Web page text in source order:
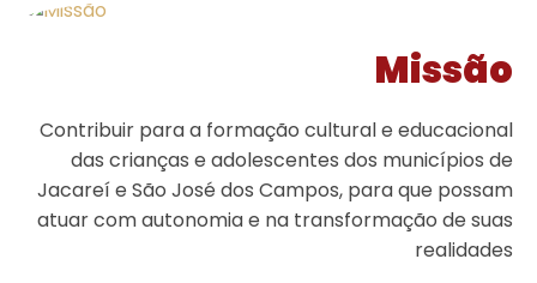
Missão
Contribuir para a formação cultural e educacional
das crianças e adolescentes dos municípios de
Jacareí e São José dos Campos, para que possam
atuar com autonomia e na transformação de suas
realidades